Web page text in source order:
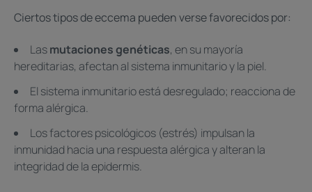
Ciertos tipos de eccema pueden verse favorecidos por:
Lasmutaciones genéticas, en su mayoría
hereditarias, afectan al sistema inmunitario y la piel.
El sistema inmunitario está desregulado; reacciona de
forma alérgica.
Los factores psicológicos (estrés) impulsan la
inmunidad hacia una respuesta alérgica y alteran la
integridad de la epidermis.